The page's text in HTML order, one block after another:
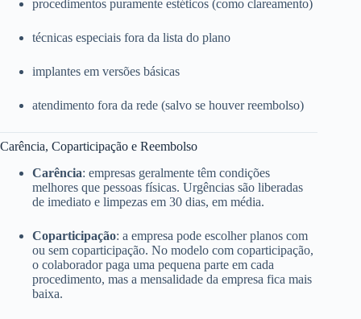
procedimentos puramente estéticos (como clareamento)
técnicas especiais fora da lista do plano
implantes em versões básicas
atendimento fora da rede (salvo se houver reembolso)
Carência, Coparticipação e Reembolso
Carência: empresas geralmente têm condições
melhores que pessoas físicas. Urgências são liberadas
de imediato e limpezas em 30 dias, em média.
Coparticipação: a empresa pode escolher planos com
ou sem coparticipação. No modelo com coparticipação,
o colaborador paga uma pequena parte em cada
procedimento, mas a mensalidade da empresa fica mais
baixa.